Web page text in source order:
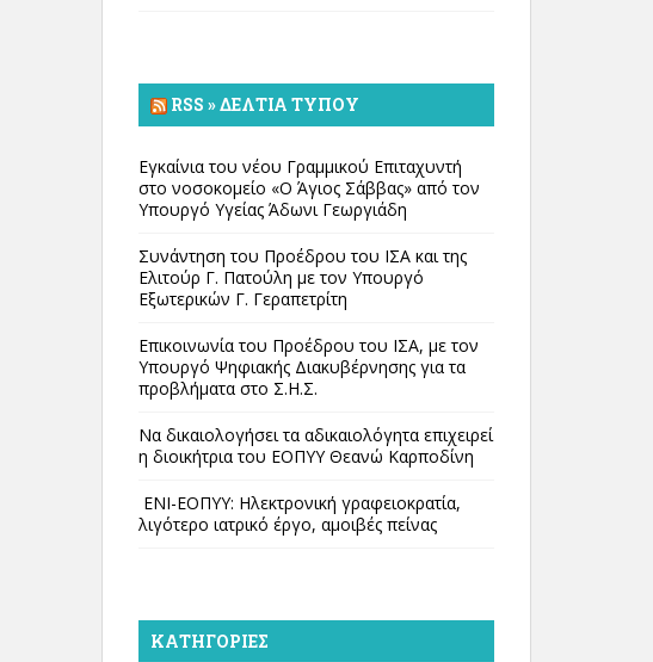
RSS » ΔΕΛΤΊΑ ΤΎΠΟΥ
Εγκαίνια του νέου Γραμμικού Επιταχυντή
στο νοσοκομείο «Ο Άγιος Σάββας» από τον
Υπουργό Υγείας Άδωνι Γεωργιάδη
Συνάντηση του Προέδρου του ΙΣΑ και της
Ελιτούρ Γ. Πατούλη με τον Υπουργό
Εξωτερικών Γ. Γεραπετρίτη
Επικοινωνία του Προέδρου του ΙΣΑ, με τον
Υπουργό Ψηφιακής Διακυβέρνησης για τα
προβλήματα στο Σ.Η.Σ.
Να δικαιολογήσει τα αδικαιολόγητα επιχειρεί
η διοικήτρια του ΕΟΠΥΥ Θεανώ Καρποδίνη
ΕΝΙ-ΕΟΠΥΥ: Ηλεκτρονική γραφειοκρατία,
λιγότερο ιατρικό έργο, αμοιβές πείνας
KΑΤΗΓΟΡΊΕΣ